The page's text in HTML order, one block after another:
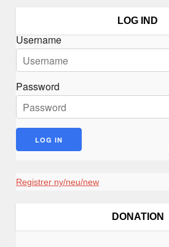
LOG IND
Username
Password
Registrer ny/neu/new
DONATION